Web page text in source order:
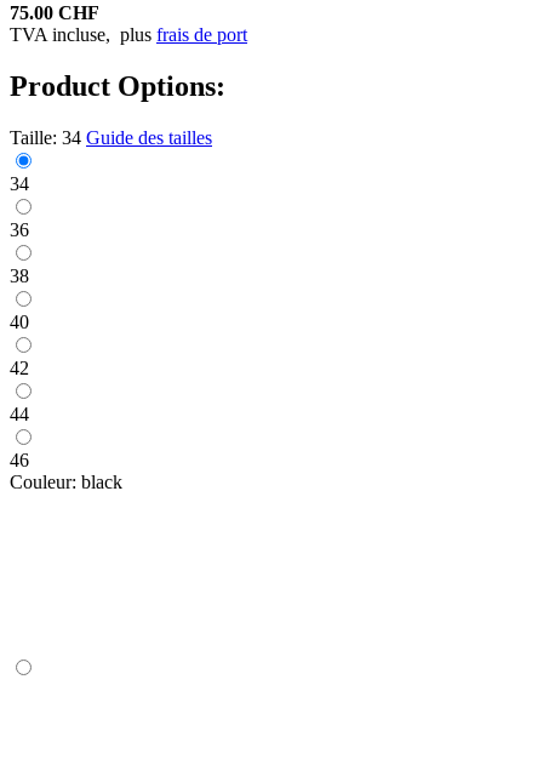
75.00 CHF
TVA incluse, plus frais de port
Product Options:
Taille: 34 Guide des tailles
34
36
38
40
42
44
46
Couleur: black